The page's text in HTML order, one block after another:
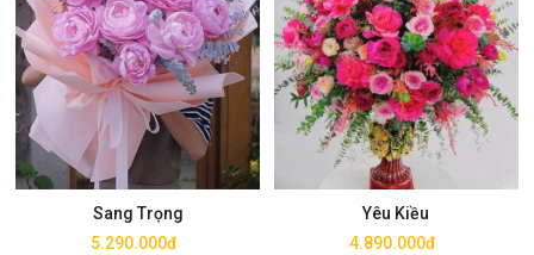
Sang Trọng
5.290.000đ
Mua ngay
Yêu Kiều
4.890.000đ
Mua ngay